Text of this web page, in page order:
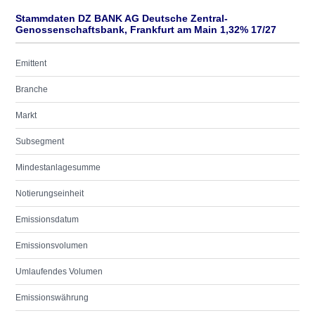
Stammdaten DZ BANK AG Deutsche Zentral-
Genossenschaftsbank, Frankfurt am Main 1,32% 17/27
Emittent
Branche
Markt
Subsegment
Mindestanlagesumme
Notierungseinheit
Emissionsdatum
Emissionsvolumen
Umlaufendes Volumen
Emissionswährung